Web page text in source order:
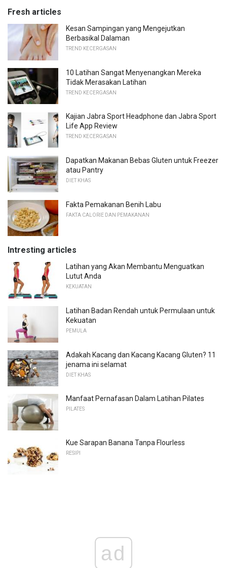
Fresh articles
Kesan Sampingan yang Mengejutkan
Berbasikal Dalaman
TREND KECERGASAN
10 Latihan Sangat Menyenangkan Mereka
Tidak Merasakan Latihan
TREND KECERGASAN
Kajian Jabra Sport Headphone dan Jabra Sport
Life App Review
TREND KECERGASAN
Dapatkan Makanan Bebas Gluten untuk Freezer
atau Pantry
DIET KHAS
Fakta Pemakanan Benih Labu
FAKTA CALORIE DAN PEMAKANAN
Intresting articles
Latihan yang Akan Membantu Menguatkan
Lutut Anda
KEKUATAN
Latihan Badan Rendah untuk Permulaan untuk
Kekuatan
PEMULA
Adakah Kacang dan Kacang Kacang Gluten? 11
jenama ini selamat
DIET KHAS
Manfaat Pernafasan Dalam Latihan Pilates
PILATES
Kue Sarapan Banana Tanpa Flourless
RESIPI
ad